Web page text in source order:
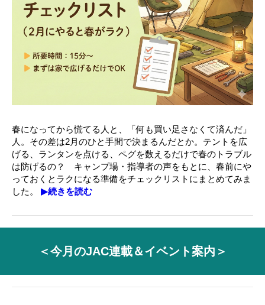
春になってから慌てる人と、「何も買い足さなくて済んだ」
人。その差は2月のひと手間で決まるんだとか。テントを広
げる、ランタンを点ける、ペグを数えるだけで春のトラブル
は防げるの？ キャンプ場・指導者の声をもとに、春前にや
っておくとラクになる準備をチェックリストにまとめてみま
した。
▶続きを読む
＜今月のJAC連載＆イベント案内＞